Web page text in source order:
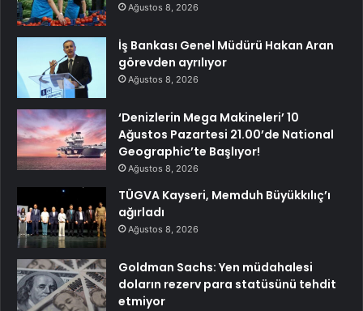
Ağustos 8, 2026
İş Bankası Genel Müdürü Hakan Aran
görevden ayrılıyor
Ağustos 8, 2026
‘Denizlerin Mega Makineleri’ 10
Ağustos Pazartesi 21.00’de National
Geographic’te Başlıyor!
Ağustos 8, 2026
TÜGVA Kayseri, Memduh Büyükkılıç’ı
ağırladı
Ağustos 8, 2026
Goldman Sachs: Yen müdahalesi
doların rezerv para statüsünü tehdit
etmiyor